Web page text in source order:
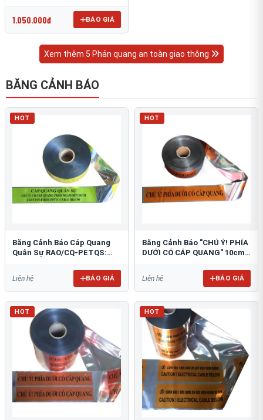
1.050.000đ BÁO GIÁ
Xem thêm 5 Phản quang an toàn giao thông
BĂNG CẢNH BÁO
HOT
Băng Cảnh Báo Cáp Quang
Quân Sự RAO/CQ-PETQS:
Liên hệ BÁO GIÁ
HOT
Băng Cảnh Báo "CHÚ Ý! PHÍA
DƯỚI CÓ CÁP QUANG" 10cm:
Liên hệ BÁO GIÁ
HOT HOT